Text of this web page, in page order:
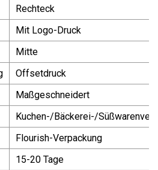
Rechteck
Mit Logo-Druck
Mitte
Offsetdruck
Maßgeschneidert
Kuchen-/Bäckerei-/
Flourish-Verpackung
15-20 Tage